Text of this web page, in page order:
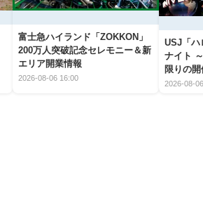
富士急ハイランド「ZOKKON」
200万人突破記念セレモニー＆新
エリア開業情報
2026-08-06 16:00
USJ「ハ
ナイト
限りの
2026-08-